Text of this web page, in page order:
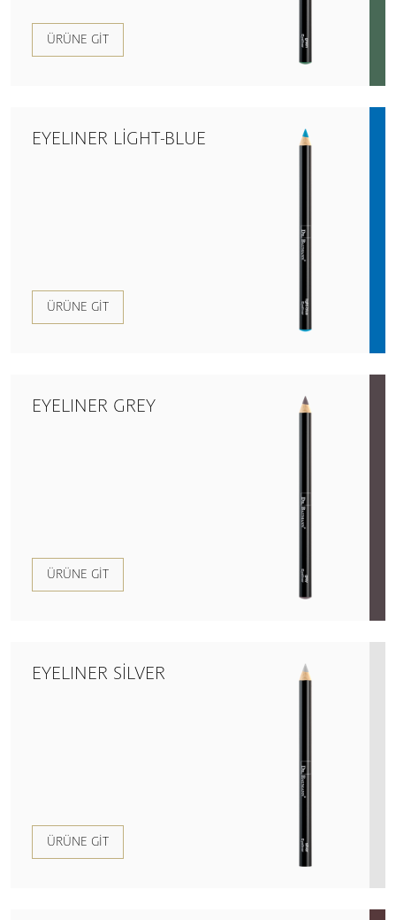
ÜRÜNE GIT
EYELINER LIGHT-BLUE
ÜRÜNE GIT
EYELINER GREY
ÜRÜNE GIT
EYELINER SILVER
ÜRÜNE GIT